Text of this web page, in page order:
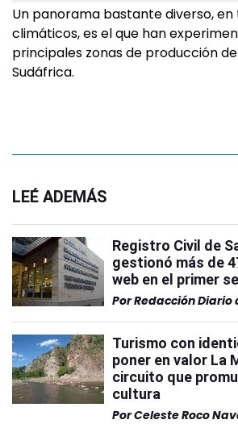
Un panorama bastante diverso,
climáticos, es el que han
principales zonas de producción
Sudáfrica.
LEÉ ADEMÁS
Registro Civil de
gestionó más de
web en el primer
PorRedacción Diario
Turismo con
poner en valor La
circuito que
cultura
PorCeleste Roco